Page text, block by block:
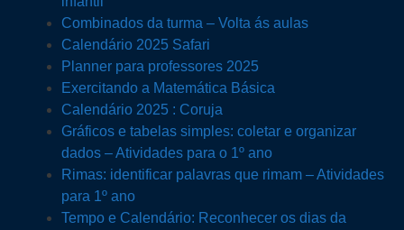
Combinados da turma – Volta ás aulas
Calendário 2025 Safari
Planner para professores 2025
Exercitando a Matemática Básica
Calendário 2025 : Coruja
Gráficos e tabelas simples: coletar e organizar
dados – Atividades para o 1º ano
Rimas: identificar palavras que rimam – Atividades
para 1º ano
Tempo e Calendário: Reconhecer os dias da